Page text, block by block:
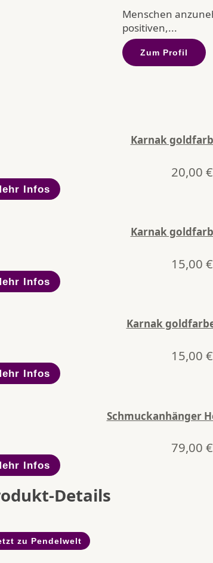
Menschen
positiven,...
Zum Profil
Karnak
20,00 €
Infos
Karnak
15,00 €
Infos
Karnak
15,00 €
Infos
Schmuckanhänger
79,00 €
Infos
Details
zu Pendelwelt